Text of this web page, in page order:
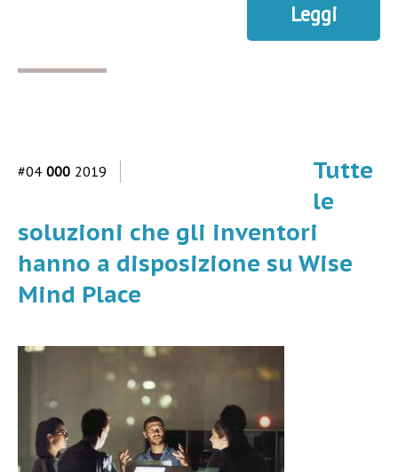
Leggi
#04 000 2019
Tutte
le
soluzioni che gli inventori
hanno a disposizione su Wise
Mind Place